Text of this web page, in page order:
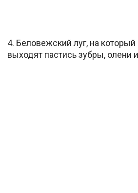
4. Беловежский луг, на
выходят пастись зубры, олени